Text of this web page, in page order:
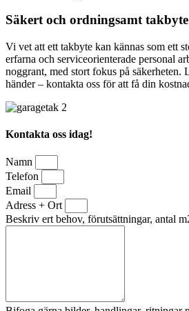
Säkert och ordningsamt takbyte
Vi vet att ett takbyte kan kännas som ett
erfarna och serviceorienterade personal
noggrant, med stort fokus på säkerheten.
händer – kontakta oss för att få din
Kontakta oss idag!
Namn
Telefon
Email
Adress + Ort
Beskriv ert behov, förutsättningar, antal